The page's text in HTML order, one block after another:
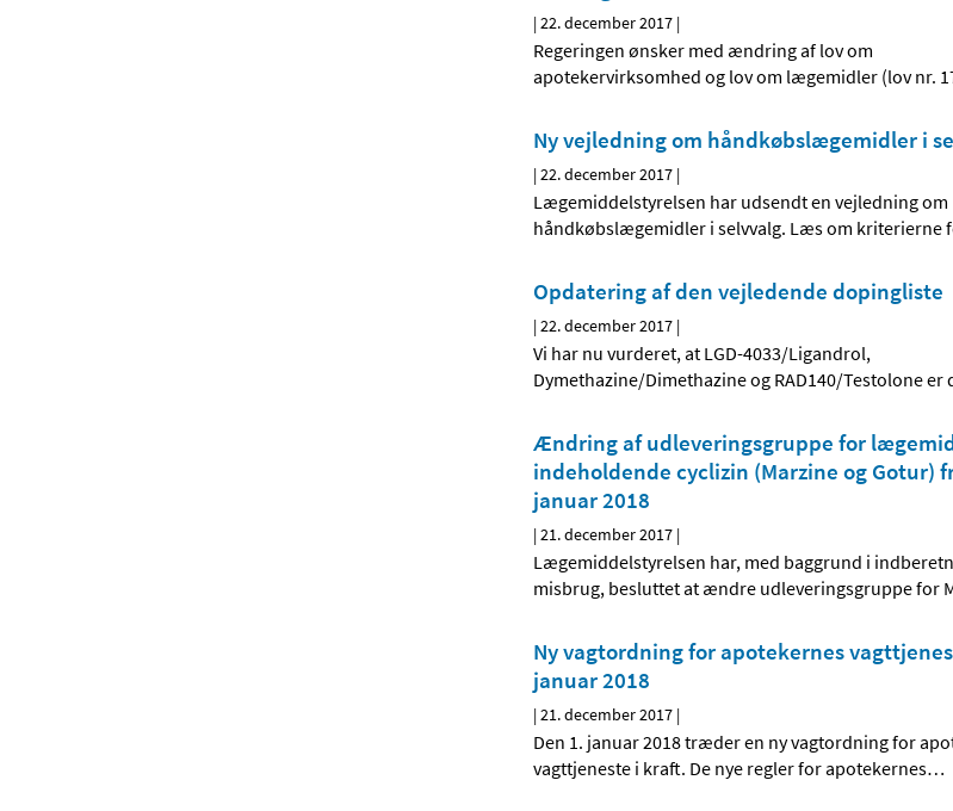
|22. december 2017 |
Regeringen ønsker med ændring af lov om
apotekervirksomhed og lov om lægemidler (lov nr.
Ny vejledning om håndkøbslægemidler i
|22. december 2017 |
Lægemiddelstyrelsen har udsendt en vejledning om
håndkøbslægemidler i selvvalg. Læs om kriterierne
Opdatering af den vejledende dopingliste
|22. december 2017 |
Vi har nu vurderet, at LGD-4033/Ligandrol,
Dymethazine/Dimethazine og RAD140/Testolone er
Ændring af udleveringsgruppe for
indeholdende cyclizin (Marzine og Gotur)
januar 2018
|21. december 2017 |
Lægemiddelstyrelsen har, med baggrund i
misbrug, besluttet at ændre udleveringsgruppe for
Ny vagtordning for apotekernes
januar 2018
|21. december 2017 |
Den 1. januar 2018 træder en ny vagtordning for
vagttjeneste i kraft. De nye regler for apotekernes…